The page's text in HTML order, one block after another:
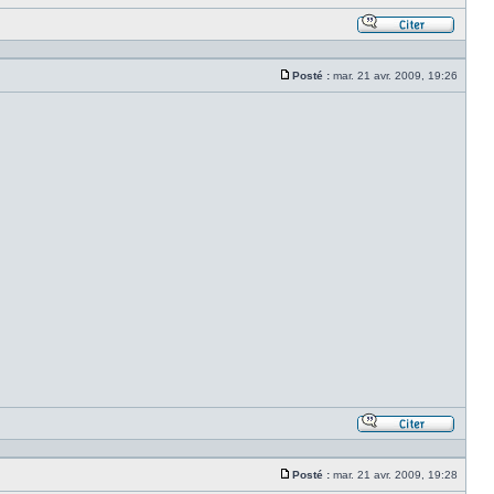
le
Posté : mar. 21 avr. 2009, 19:26
le
Posté : mar. 21 avr. 2009, 19:28